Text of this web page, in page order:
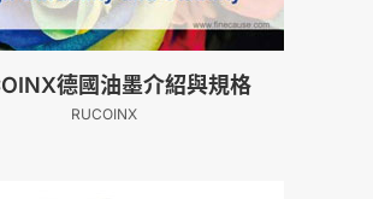
德國油墨介紹與規格
RUCOINX